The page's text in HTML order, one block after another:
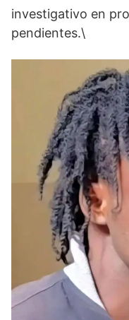
investigativo en
pendientes.\